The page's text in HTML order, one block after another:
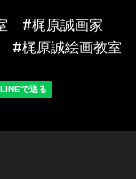
#梶原誠画家
#梶原誠絵画教室